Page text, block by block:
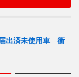
出済未使用車 衝